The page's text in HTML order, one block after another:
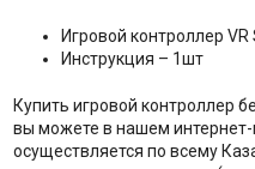
Игровой контроллер
Инструкция – 1шт
Купить игровой контроллер
вы можете в нашем интернет-
осуществляется по всему